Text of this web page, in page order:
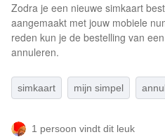
Zodra je een nieuwe simkaart
aangemaakt met jouw mobiele
reden kun je de bestelling van
annuleren.
simkaart mijn simpel
1 persoon vindt dit leuk